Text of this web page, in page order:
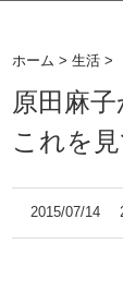
ホーム >生活 >
原田麻
これを
2015/07/14